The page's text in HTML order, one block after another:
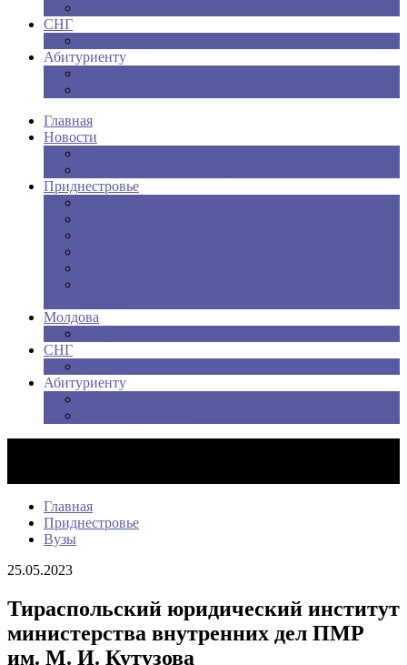
СНГ
Абитуриенту
Главная
Новости
Приднестровье
Молдова
СНГ
Абитуриенту
Главная
Приднестровье
Вузы
25.05.2023
Тираспольский юридический институт
министерства внутренних дел ПМР
им. М. И. Кутузова